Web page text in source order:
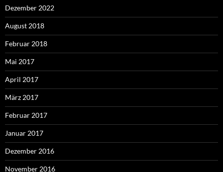
Dezember 2022
August 2018
Februar 2018
Mai 2017
April 2017
März 2017
Februar 2017
Januar 2017
Dezember 2016
November 2016